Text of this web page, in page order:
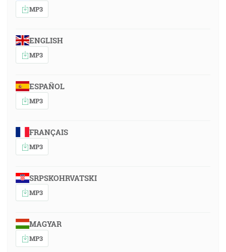
MP3
ENGLISH
MP3
ESPAÑOL
MP3
FRANÇAIS
MP3
SRPSKOHRVATSKI
MP3
MAGYAR
MP3